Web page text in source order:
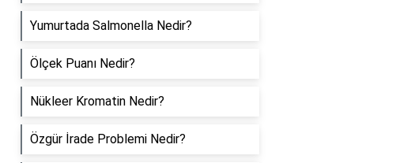
Yumurtada Salmonella Nedir?
Ölçek Puanı Nedir?
Nükleer Kromatin Nedir?
Özgür İrade Problemi Nedir?